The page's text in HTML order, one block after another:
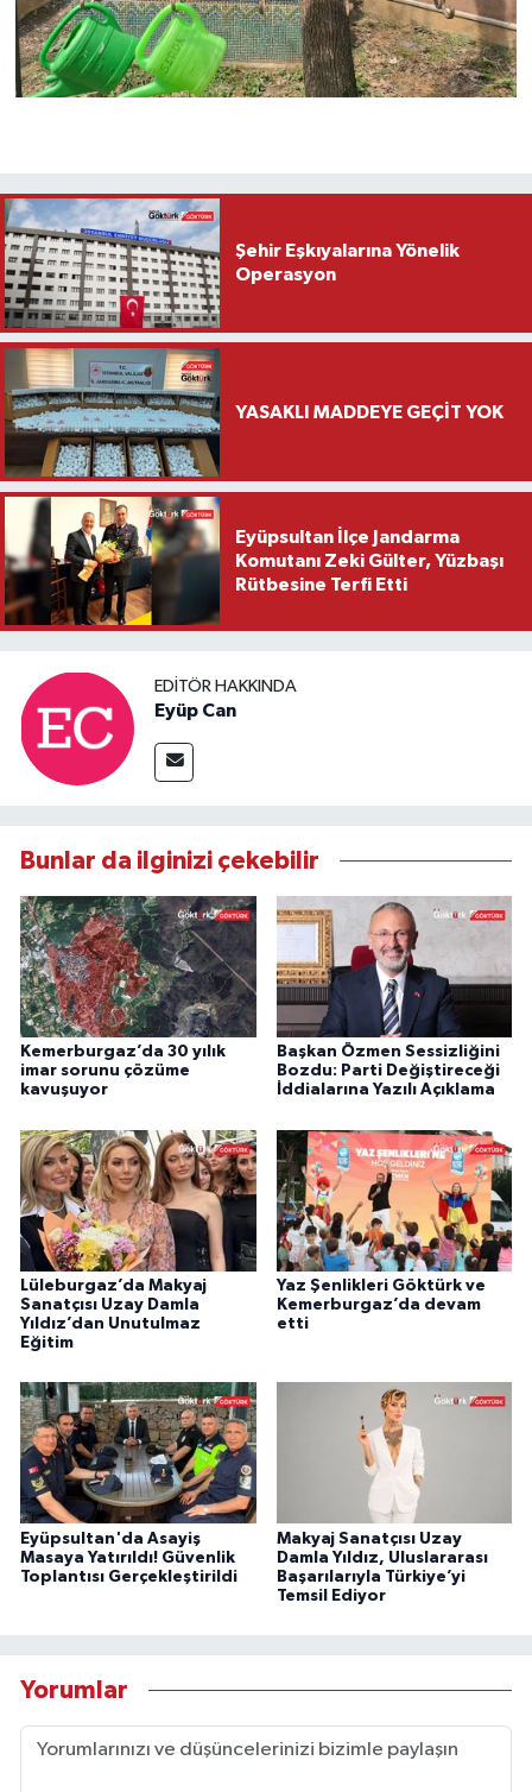
Şehir Eşkıyalarına Yönelik
Operasyon
YASAKLI MADDEYE GEÇİT YOK
Eyüpsultan İlçe Jandarma
Komutanı Zeki Gülter, Yüzbaşı
Rütbesine Terfi Etti
EDITÖR HAKKINDA
Eyüp Can
Bunlar da ilginizi çekebilir
Kemerburgaz’da 30 yılık
imar sorunu çözüme
kavuşuyor
Başkan Özmen Sessizliğini
Bozdu: Parti Değiştireceği
İddialarına Yazılı Açıklama
Lüleburgaz’da Makyaj
Sanatçısı Uzay Damla
Yıldız’dan Unutulmaz
Eğitim
Yaz Şenlikleri Göktürk ve
Kemerburgaz’da devam
etti
Eyüpsultan'da Asayiş
Masaya Yatırıldı! Güvenlik
Toplantısı Gerçekleştirildi
Makyaj Sanatçısı Uzay
Damla Yıldız, Uluslararası
Başarılarıyla Türkiye’yi
Temsil Ediyor
Yorumlar